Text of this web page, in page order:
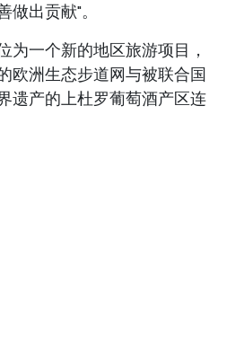
做出贡献"。
为一个新的地区旅游项目，
欧洲生态步道网与被联合国
遗产的上杜罗葡萄酒产区连